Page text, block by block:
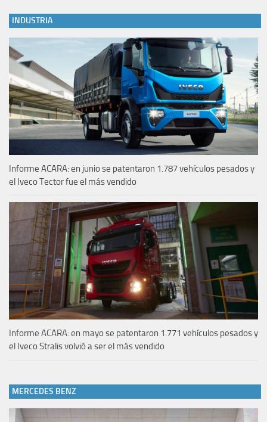
INDUSTRIA
Informe ACARA: en junio se patentaron 1.787 vehículos pesados y
el Iveco Tector fue el más vendido
Informe ACARA: en mayo se patentaron 1.771 vehículos pesados y
el Iveco Stralis volvió a ser el más vendido
MERCEDES BENZ